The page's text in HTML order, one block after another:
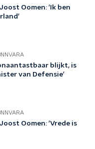
Oomen: 'Ik ben
blijkt, is
van Defensie'
Oomen: 'Vrede is